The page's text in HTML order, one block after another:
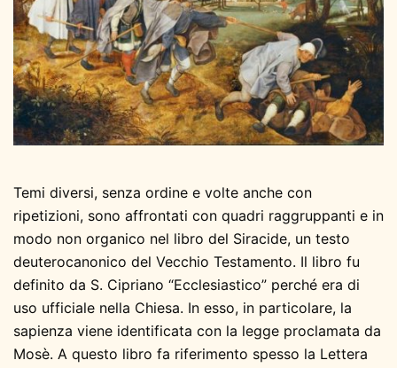
Temi diversi, senza ordine e volte anche con
ripetizioni, sono affrontati con quadri raggruppanti e in
modo non organico nel libro del Siracide, un testo
deuterocanonico del Vecchio Testamento. Il libro fu
definito da S. Cipriano “Ecclesiastico” perché era di
uso ufficiale nella Chiesa. In esso, in particolare, la
sapienza viene identificata con la legge proclamata da
Mosè. A questo libro fa riferimento spesso la Lettera